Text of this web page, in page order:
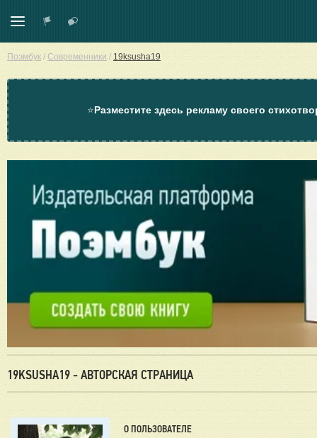
Поэмбук / Современники / 19ksusha19
⭐Разместите здесь рекламу своего
19KSUSHA19 - АВТОРСКАЯ СТРАНИЦА
О ПОЛЬЗОВАТЕЛЕ